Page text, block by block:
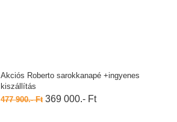
Akciós Roberto sarokkanapé +ingyenes
kiszállítás
477 900.- Ft369 000.- Ft